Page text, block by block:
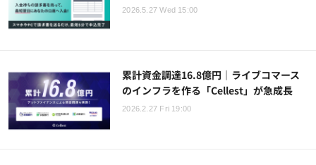
2026.5.27 Wed 15:00
累計資金調達16.8億円｜ライブコマース
のインフラを作る「Cellest」が急成長
2026.2.27 Fri 19:00